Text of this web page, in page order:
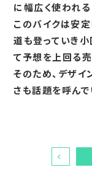
に幅広く使われる
このバイクは安
道も登っていき
て予想を上回る売
そのため、デザ
さも話題を呼んで